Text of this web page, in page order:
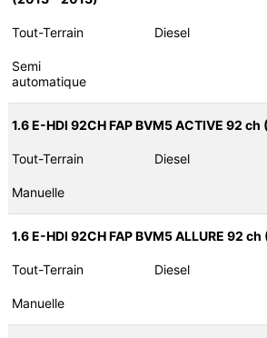
Tout-Terrain Diesel
Semi
automatique
1.6 E-HDI 92CH FAP BVM5 ACTIVE 92
Tout-Terrain Diesel
Manuelle
1.6 E-HDI 92CH FAP BVM5 ALLURE 92
Tout-Terrain Diesel
Manuelle